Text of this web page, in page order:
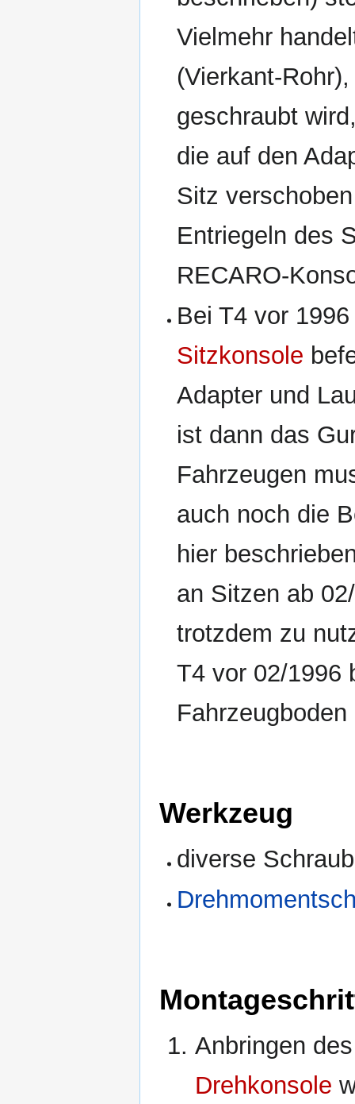
Vielmehr
(Vierkant-
geschraubt
die auf den
Sitz
Entriegeln des
RECARO-
Bei T4 vor
Sitzkonsole
Adapter und
ist dann das
Fahrzeugen
auch noch die
hier
an Sitzen ab
trotzdem zu
T4 vor 02/1996
Werkzeug
diverse
Anbringen
Drehkonsole